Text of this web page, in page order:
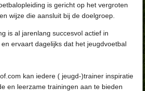
is gericht op het vergroten
wijze die aansluit bij de doelgroep.
is al jarenlang succesvol actief in
ervaart dagelijks dat het jeugdvoetbal
kan iedere ( jeugd-)trainer inspiratie
en leerzame trainingen aan te bieden